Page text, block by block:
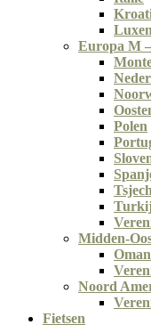
Europa M
Polen
Midden-
Oman
Noord
Fietsen